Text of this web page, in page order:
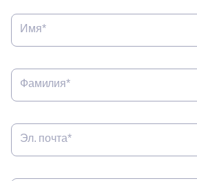
Имя*
Фамилия*
Эл. почта*